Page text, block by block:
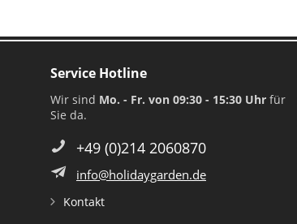
Service Hotline
Wir sind Mo. - Fr. von 09:30 - 15:30 Uhr für
Sie da.
+49 (0)214 2060870
info@holidaygarden.de
Kontakt